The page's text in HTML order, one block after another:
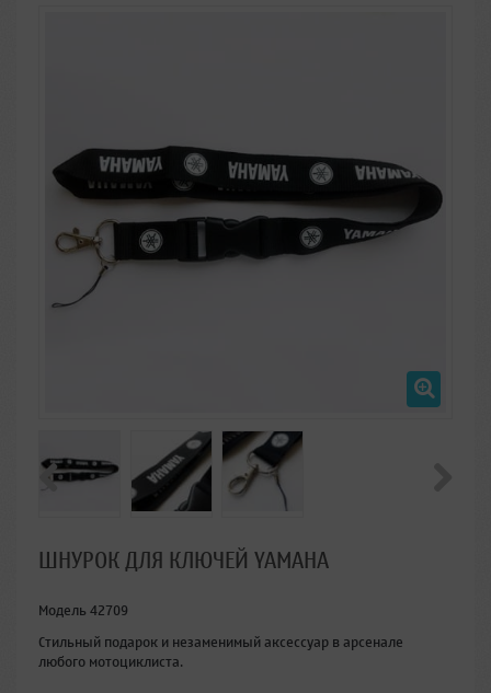
ШНУРОК ДЛЯ КЛЮЧЕЙ YAMAHA
Модель42709
Стильный подарок и незаменимый аксессуар в арсенале
любого мотоциклиста.